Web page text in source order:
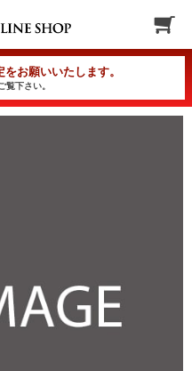
お願いいたします。
覧下さい。